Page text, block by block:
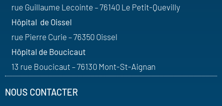
rue Guillaume Lecointe – 76140 Le Petit-Quevilly
Hôpital de Oissel
rue Pierre Curie – 76350 Oissel
Hôpital de Boucicaut
13 rue Boucicaut – 76130 Mont-St-Aignan
NOUS CONTACTER